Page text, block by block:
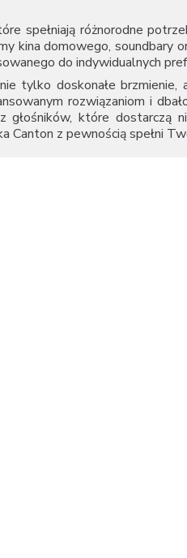
spełniają różnorodne
kina domowego, soundbary
do indywidualnych
tylko doskonałe brzmienie,
rozwiązaniom i
które dostarczą
z pewnością spełni